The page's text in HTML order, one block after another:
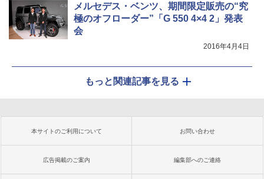
メルセデス・ベンツ、期間限定販売の“究
極のオフローダー”「G 550 4×4 2」発表
会
2016年4月4日
もっと関連記事を見る
本サイトのご利用について お問い合わせ
広告掲載のご案内 編集部へのご連絡